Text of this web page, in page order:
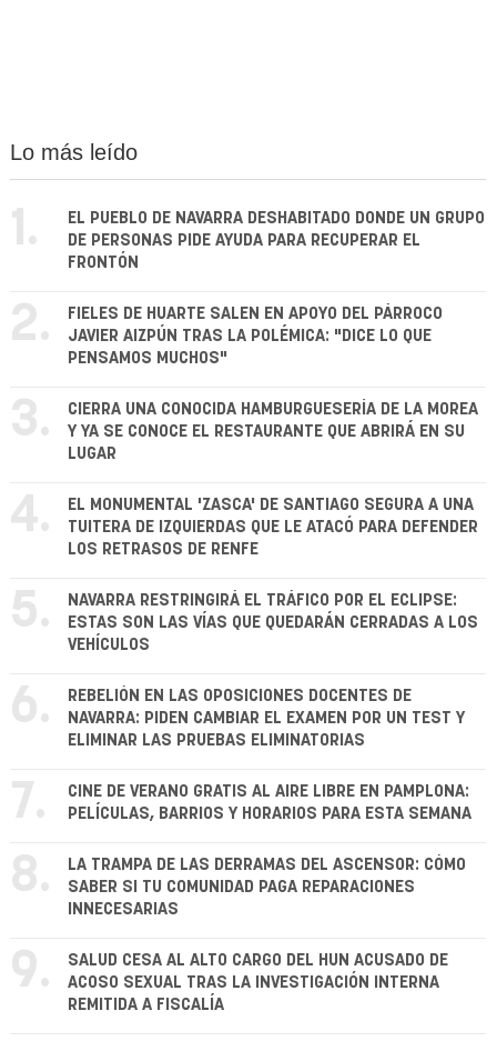
Lo más leído
1.
EL PUEBLO DE NAVARRA DESHABITADO DONDE UN GRUPO
DE PERSONAS PIDE AYUDA PARA RECUPERAR EL
FRONTÓN
2.
FIELES DE HUARTE SALEN EN APOYO DEL PÁRROCO
JAVIER AIZPÚN TRAS LA POLÉMICA: "DICE LO QUE
PENSAMOS MUCHOS"
3.
CIERRA UNA CONOCIDA HAMBURGUESERÍA DE LA MOREA
Y YA SE CONOCE EL RESTAURANTE QUE ABRIRÁ EN SU
LUGAR
4.
EL MONUMENTAL 'ZASCA' DE SANTIAGO SEGURA A UNA
TUITERA DE IZQUIERDAS QUE LE ATACÓ PARA DEFENDER
LOS RETRASOS DE RENFE
5.
NAVARRA RESTRINGIRÁ EL TRÁFICO POR EL ECLIPSE:
ESTAS SON LAS VÍAS QUE QUEDARÁN CERRADAS A LOS
VEHÍCULOS
6.
REBELIÓN EN LAS OPOSICIONES DOCENTES DE
NAVARRA: PIDEN CAMBIAR EL EXAMEN POR UN TEST Y
ELIMINAR LAS PRUEBAS ELIMINATORIAS
7.
CINE DE VERANO GRATIS AL AIRE LIBRE EN PAMPLONA:
PELÍCULAS, BARRIOS Y HORARIOS PARA ESTA SEMANA
8.
LA TRAMPA DE LAS DERRAMAS DEL ASCENSOR: CÓMO
SABER SI TU COMUNIDAD PAGA REPARACIONES
INNECESARIAS
9.
SALUD CESA AL ALTO CARGO DEL HUN ACUSADO DE
ACOSO SEXUAL TRAS LA INVESTIGACIÓN INTERNA
REMITIDA A FISCALÍA